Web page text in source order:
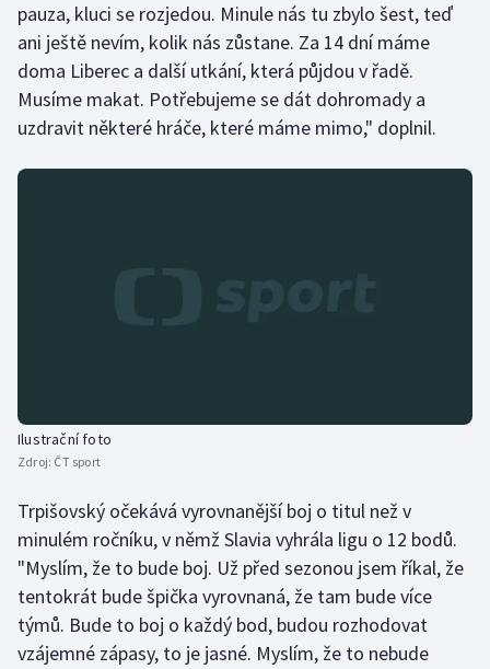
Lezení
Lyže a snowboard
Moderní pětiboj
Ragby
Rychlobruslení
Rychlostní kanoistika
Short track
Sportovní střelba
pauza, kluci se rozjedou. Minule nás tu zbylo šest, teď
ani ještě nevím, kolik nás zůstane. Za 14 dní máme
doma Liberec a další utkání, která půjdou v řadě.
Musíme makat. Potřebujeme se dát dohromady a
uzdravit některé hráče, které máme mimo," doplnil.
Ilustrační foto
Zdroj: ČT sport
Trpišovský očekává vyrovnanější boj o titul než v
minulém ročníku, v němž Slavia vyhrála ligu o 12 bodů.
"Myslím, že to bude boj. Už před sezonou jsem říkal, že
tentokrát bude špička vyrovnaná, že tam bude více
týmů. Bude to boj o každý bod, budou rozhodovat
vzájemné zápasy, to je jasné. Myslím, že to nebude